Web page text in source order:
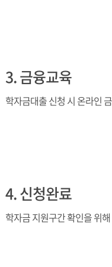
3. 금융교육
학자금대출 신청 시 온라인
4. 신청완료
학자금 지원구간 확인을 위